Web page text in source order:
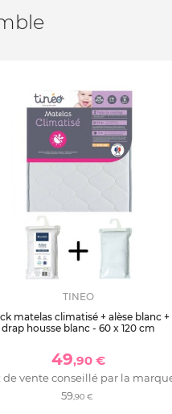
TINEO
matelas climatisé + alèse blanc +
drap housse blanc - 60 x 120 cm
49,90 €
de vente conseillé par la
59,90 €